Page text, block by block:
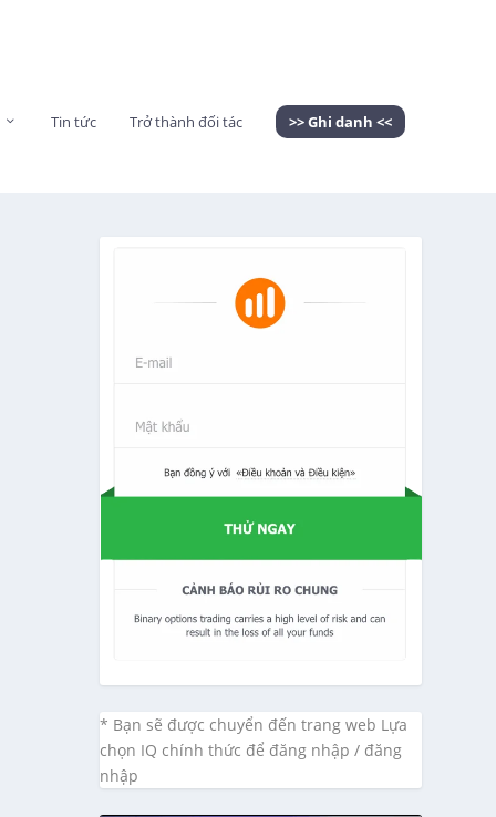
Tin tức Trở thành đối tác >> Ghi danh <<
* Bạn sẽ được chuyển đến trang web Lựa
chọn IQ chính thức để đăng nhập / đăng
nhập